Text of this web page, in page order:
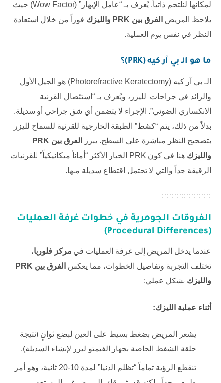
لمكانها لتلتحم ذاتياً. يُعرف بـ “عامل الإبهار” (Wow Factor) حيث
يلاحظ المريض الفرق بين PRK والليزك
فوراً من خلال استعادة
النظر في نفس يوم العملية.
ما هو الـ بي آر كيه (PRK)؟
الـ بي آر كيه (Photorefractive Keratectomy) هو الجيل الأول
والرائد في جراحات الليزر، ويُعرف بـ “استئصال القرنية
الانكساري الضوئي”. الإجراء لا يتضمن أي شق جراحي أو سديلة.
بدلاً من ذلك، يتم “كشط” الطبقة الخارجية للقرنية للسماح لليزر
بتصحيح النظر مباشرة على السطح. يبرز
الفرق بين PRK
والليزك
هنا في كون PRK الخيار الأكثر “أماناً ميكانيكياً” للقرنيات
الرقيقة جداً والتي لا تحتمل اقتطاع سديلة منها.
الفروقات الجوهرية في خطوات غرفة العمليات
(Procedural Differences)
عندما يدخل المريض إلى غرفة العمليات في مركز فلوريا،
تختلف التجربة وتفاصيل الخطوات، مما يعكس
الفرق بين PRK
والليزك بشكل عملي:
أثناء عملية الليزك:
يشعر المريض بضغط بسيط على العين لبضع ثوانٍ (نتيجة
حلقة الشفط الخاصة بجهاز الفيمتو ليزر لإنشاء السديلة).
تنقطع الرؤية تماماً “تظلم الدنيا” لمدة 10-20 ثانية، وهو أمر